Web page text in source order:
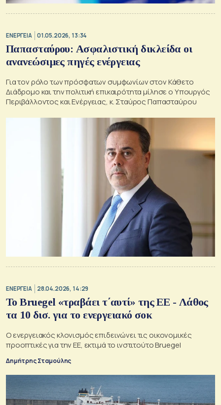
ΕΝΕΡΓΕΙΑ 01.05.2026, 13:34
Παπασταύρου: Ασφαλιστική δικλείδα οι
ανανεώσιμες πηγές ενέργειας
Για τον ρόλο των πρόσφατων συμφωνίων στον Κάθετο
Διάδρομο και την πολιτική επικαιρότητα μίλησε ο Υπουργός
Περιβάλλοντος και Ενέργειας, κ. Σταύρος Παπασταύρου
ΕΝΕΡΓΕΙΑ 28.04.2026, 14:29
Το Bruegel «τραβάει τ΄αυτί» της ΕΕ - Λάθος
τα 10 δισ. για το ενεργειακό σοκ
Ο ενεργειακός κλονισμός επιδεινώνει τις οικονομικές
προοπτικές για την ΕΕ, εκτιμά το ινστιτούτο Bruegel
Δημήτρης Σταμούλης